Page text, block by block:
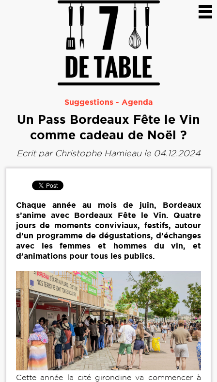
Suggestions - Agenda
Un Pass Bordeaux Fête le Vin
comme cadeau de Noël ?
Ecrit par Christophe Hamieaule 04.12.2024
Chaque année au mois de juin, Bordeaux
s’anime avec Bordeaux Fête le Vin. Quatre
jours de moments conviviaux, festifs, autour
d’un programme de dégustations, d’échanges
avec les femmes et hommes du vin, et
d’animations pour tous les publics.
Cette année la cité girondine va commencer à